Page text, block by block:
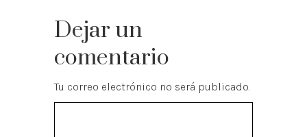
Dejar un
comentario
Tu correo electrónico no será publicado.